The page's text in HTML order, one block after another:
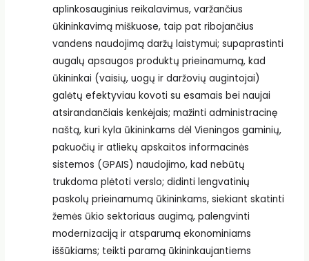
aplinkosauginius reikalavimus, varžančius
ūkininkavimą miškuose, taip pat ribojančius
vandens naudojimą daržų laistymui; supaprastinti
augalų apsaugos produktų prieinamumą, kad
ūkininkai (vaisių, uogų ir daržovių augintojai)
galėtų efektyviau kovoti su esamais bei naujai
atsirandančiais kenkėjais; mažinti administracinę
naštą, kuri kyla ūkininkams dėl Vieningos gaminių,
pakuočių ir atliekų apskaitos informacinės
sistemos (GPAIS) naudojimo, kad nebūtų
trukdoma plėtoti verslo; didinti lengvatinių
paskolų prieinamumą ūkininkams, siekiant skatinti
žemės ūkio sektoriaus augimą, palengvinti
modernizaciją ir atsparumą ekonominiams
iššūkiams; teikti paramą ūkininkaujantiems